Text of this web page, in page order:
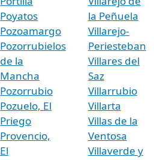
Poyatos
Pozoamargo
Pozorrubielos
de la
Mancha
Pozorrubio
Pozuelo, El
Priego
Provencio,
El
la Peñuela
Villarejo-
Periesteban
Villares del
Saz
Villarrubio
Villarta
Villas de la
Ventosa
Villaverde y